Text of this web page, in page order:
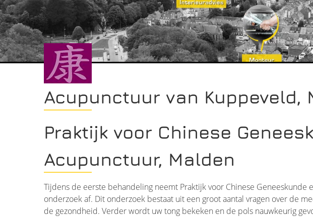
Acupunctuur van Kuppeveld,
Praktijk voor Chinese
Acupunctuur, Malden
Tijdens de eerste behandeling neemt Praktijk voor Chinese Geneeskunde
onderzoek af. Dit onderzoek bestaat uit een groot aantal vragen over de
de gezondheid. Verder wordt uw tong bekeken en de pols nauwkeurig